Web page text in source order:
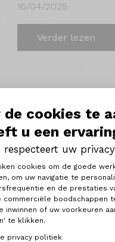
de cookies te
u een
respecteert uw privacy
cookies om de goede
om uw navigatie te
en de prestaties
commerciële boodschappen
inwinnen of uw voorkeuren
te klikken.
privacy politiek
Axeptio
16/04/2025
Verder lezen
Fraxion
Tout simplement
27/03/2025
Verder lezen